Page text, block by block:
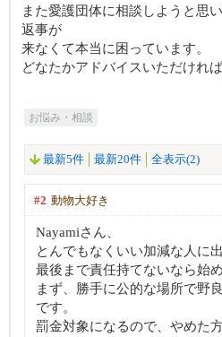
また愛護団体に相談しようと思
返事が
来なくて本当に困っています。
どなたかアドバイスいただけれ
お悩み・相談
最新5件 最新20件 全表示(2)
#2 動物大好き
Nayamiさん、
とんでもなくいい加減な人に
最後まで責任持てないなら始
まず、勝手に公的な場所で野
です。
罰金対象になるので、やめた